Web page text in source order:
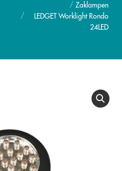
Zaklampen
LEDGET Worklight Rondo
24LED